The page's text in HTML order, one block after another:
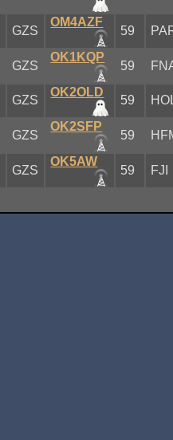
GZS
OM4AZF
59
GZS
OK1KQP
59
GZS
OK2OLD
59
GZS
OK2SFP
59
GZS
OK5AW
59 FJI